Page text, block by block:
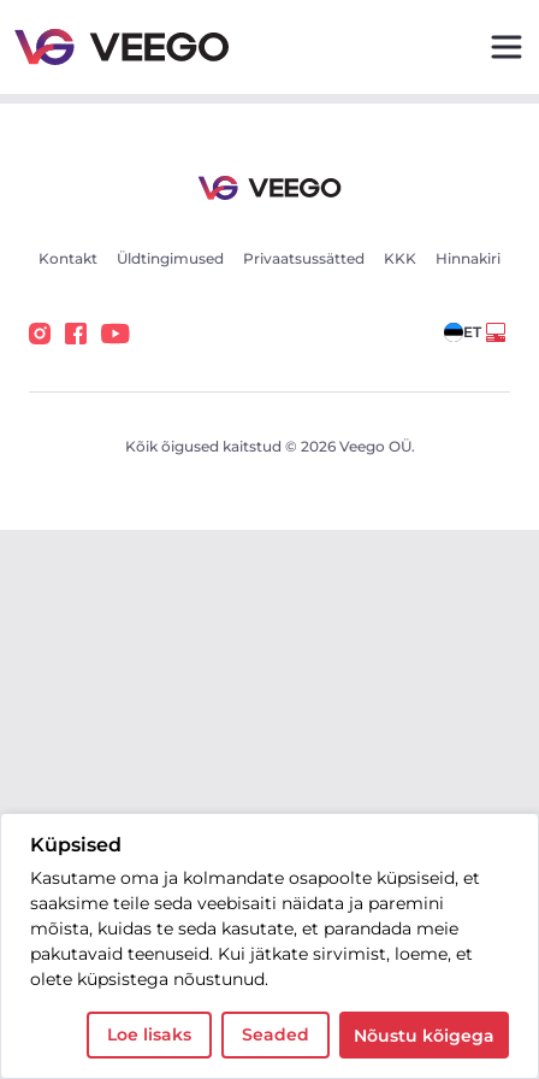
Küpsised
Kasutame oma ja kolmandate osapoolte küpsiseid, et
saaksime teile seda veebisaiti näidata ja paremini
mõista, kuidas te seda kasutate, et parandada meie
pakutavaid teenuseid. Kui jätkate sirvimist, loeme, et
olete küpsistega nõustunud.
Loe lisaks Seaded Nõustu kõigega
Kontakt Üldtingimused Privaatsussätted KKK Hinnakiri
ET
Kõik õigused kaitstud © 2026 Veego OÜ.